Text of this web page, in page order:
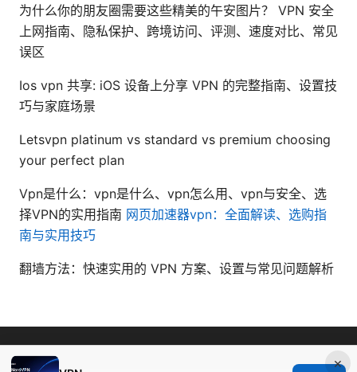
为什么你的朋友圈需要这些精美的午安图片？ VPN 安全
上网指南、隐私保护、跨境访问、评测、速度对比、常见
误区
Ios vpn 共享: iOS 设备上分享 VPN 的完整指南、设置技
巧与家庭场景
Letsvpn platinum vs standard vs premium choosing
your perfect plan
Vpn是什么：vpn是什么、vpn怎么用、vpn与安全、选
择VPN的实用指南 网页加速器vpn：全面解读、选购指
南与实用技巧
翻墙方法：快速实用的 VPN 方案、设置与常见问题解析
×